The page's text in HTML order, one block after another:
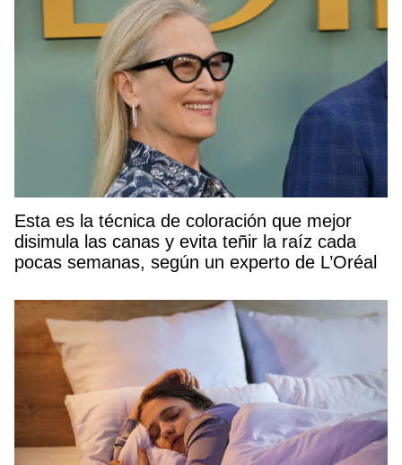
Esta es la técnica de coloración que mejor
disimula las canas y evita teñir la raíz cada
pocas semanas, según un experto de L’Oréal